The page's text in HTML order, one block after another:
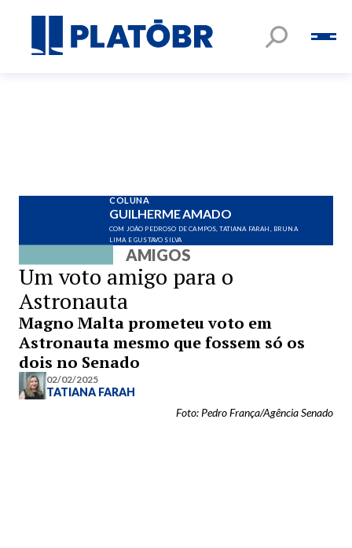
COLUNA
GUILHERME AMADO
COM JOÃO PEDROSO DE CAMPOS, TATIANA FARAH, BRUNA
LIMA E GUSTAVO SILVA
AMIGOS
Um voto amigo para o
Astronauta
Magno Malta prometeu voto em
Astronauta mesmo que fossem só os
dois no Senado
02/02/2025
TATIANA FARAH
Foto: Pedro França/Agência Senado